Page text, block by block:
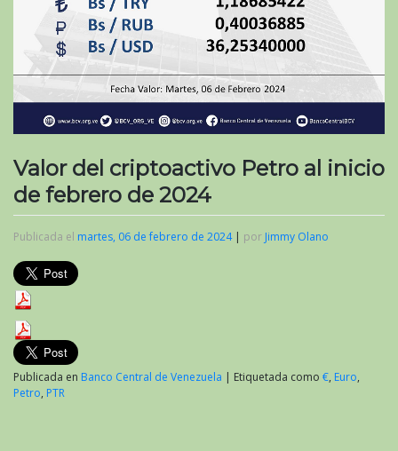
Valor del criptoactivo Petro al inicio
de febrero de 2024
Publicada el martes, 06 de febrero de 2024| por Jimmy Olano
Publicada en Banco Central de Venezuela | Etiquetada como €, Euro,
Petro, PTR